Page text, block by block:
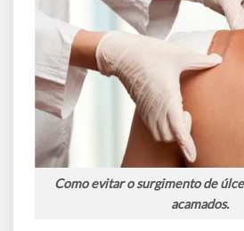
Como evitar o surgimento de
acamados.